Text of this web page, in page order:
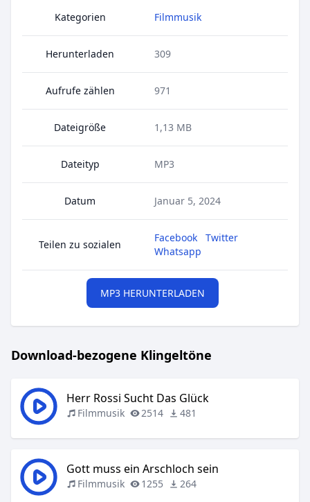
Kategorien Filmmusik
Herunterladen 309
Aufrufe zählen 971
Dateigröße 1,13 MB
Dateityp MP3
Datum Januar 5, 2024
Teilen zu sozialen
Facebook
Twitter
Whatsapp
MP3 HERUNTERLADEN
Download-bezogene Klingeltöne
Herr Rossi Sucht Das Glück
Filmmusik 2514 481
Gott muss ein Arschloch sein
Filmmusik 1255 264